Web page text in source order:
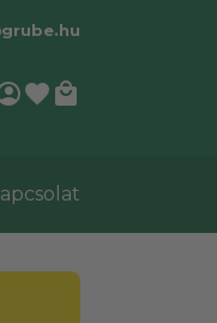
favorite local_mall